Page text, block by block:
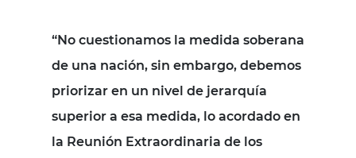
“No cuestionamos la medida soberana
de una nación, sin embargo, debemos
priorizar en un nivel de jerarquía
superior a esa medida, lo acordado en
la Reunión Extraordinaria de los